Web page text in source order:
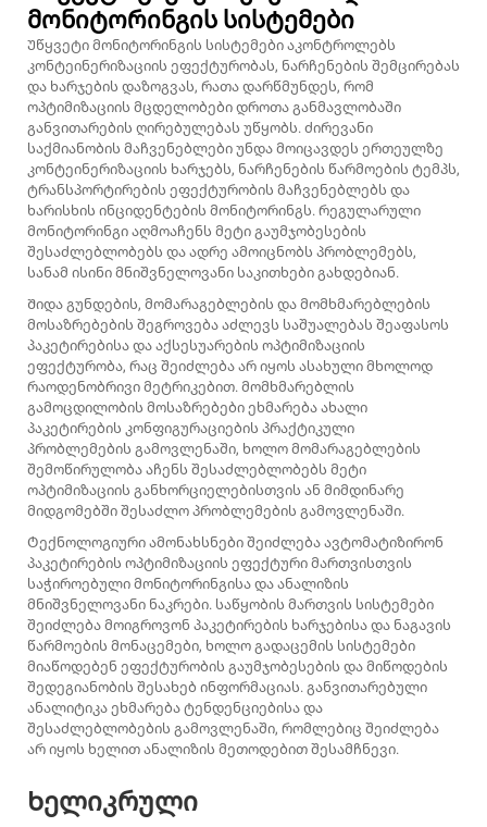
მონიტორინგის სისტემები
Უწყვეტი მონიტორინგის სისტემები აკონტროლებს
კონტეინერიზაციის ეფექტურობას, ნარჩენების შემცირებას
და ხარჯების დაზოგვას, რათა დარწმუნდეს, რომ
ოპტიმიზაციის მცდელობები დროთა განმავლობაში
განვითარების ღირებულებას უწყობს. ძირევანი
საქმიანობის მაჩვენებლები უნდა მოიცავდეს ერთეულზე
კონტეინერიზაციის ხარჯებს, ნარჩენების წარმოების ტემპს,
ტრანსპორტირების ეფექტურობის მაჩვენებლებს და
ხარისხის ინციდენტების მონიტორინგს. რეგულარული
მონიტორინგი აღმოაჩენს მეტი გაუმჯობესების
შესაძლებლობებს და ადრე ამოიცნობს პრობლემებს,
სანამ ისინი მნიშვნელოვანი საკითხები გახდებიან.
Შიდა გუნდების, მომარაგებლების და მომხმარებლების
მოსაზრებების შეგროვება აძლევს საშუალებას შეაფასოს
პაკეტირებისა და აქსესუარების ოპტიმიზაციის
ეფექტურობა, რაც შეიძლება არ იყოს ასახული მხოლოდ
რაოდენობრივი მეტრიკებით. მომხმარებლის
გამოცდილობის მოსაზრებები ეხმარება ახალი
პაკეტირების კონფიგურაციების პრაქტიკული
პრობლემების გამოვლენაში, ხოლო მომარაგებლების
შემოწირულობა აჩენს შესაძლებლობებს მეტი
ოპტიმიზაციის განხორციელებისთვის ან მიმდინარე
მიდგომებში შესაძლო პრობლემების გამოვლენაში.
Ტექნოლოგიური ამონახსნები შეიძლება ავტომატიზირონ
პაკეტირების ოპტიმიზაციის ეფექტური მართვისთვის
საჭიროებული მონიტორინგისა და ანალიზის
მნიშვნელოვანი ნაკრები. საწყობის მართვის სისტემები
შეიძლება მოიგროვონ პაკეტირების ხარჯებისა და ნაგავის
წარმოების მონაცემები, ხოლო გადაცემის სისტემები
მიაწოდებენ ეფექტურობის გაუმჯობესების და მიწოდების
შედეგიანობის შესახებ ინფორმაციას. განვითარებული
ანალიტიკა ეხმარება ტენდენციებისა და
შესაძლებლობების გამოვლენაში, რომლებიც შეიძლება
არ იყოს ხელით ანალიზის მეთოდებით შესამჩნევი.
Ხელიკრული